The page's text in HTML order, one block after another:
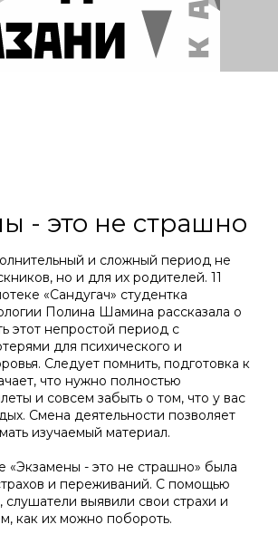
- это не страшно
и сложный период не
но и для их родителей. 11
«Сандугач» студентка
Полина Шамина рассказала о
этот непростой период с
для психического и
Следует помнить, подготовка к
что нужно полностью
и совсем забыть о том, что у вас
Смена деятельности позволяет
изучаемый материал.
«Экзамены - это не страшно» была
и переживаний. С помощью
выявили свои страхи и
как их можно побороть.